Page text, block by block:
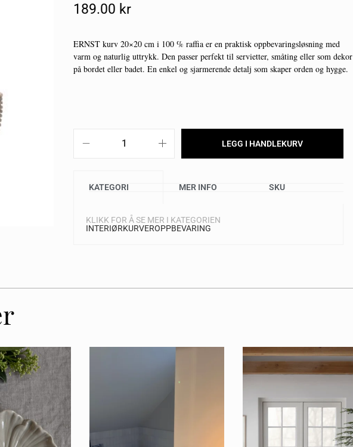
189.00 Kr
ERNST kurv 20×20 cm i 100 % raffia er en praktisk oppbevaringsløsning med
varm og naturlig uttrykk. Den passer perfekt til servietter, småting eller som dekor
på bordet eller badet. En enkel og sjarmerende detalj som skaper orden og hygge.
LEGG I HANDLEKURV
KATEGORI MER INFO SKU
KLIKK FOR Å SE MER I KATEGORIEN
INTERIØRKURVEROPPBEVARING